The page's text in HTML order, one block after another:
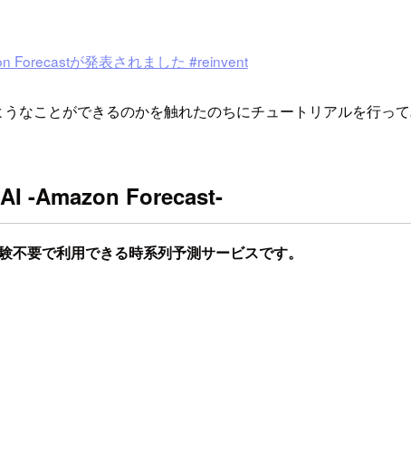
Forecastが発表されました #reinvent
なことができるのかを触れたのちにチュートリアルを行って
-Amazon Forecast-
要で利用できる時系列予測サービスです。